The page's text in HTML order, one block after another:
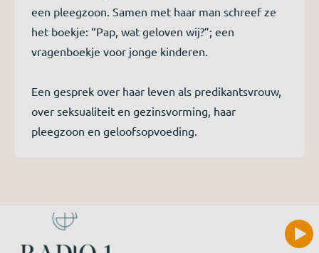
een pleegzoon. Samen met haar man schreef ze
het boekje: “Pap, wat geloven wij?”; een
vragenboekje voor jonge kinderen.
Een gesprek over haar leven als predikantsvrouw,
over seksualiteit en gezinsvorming, haar
pleegzoon en geloofsopvoeding.